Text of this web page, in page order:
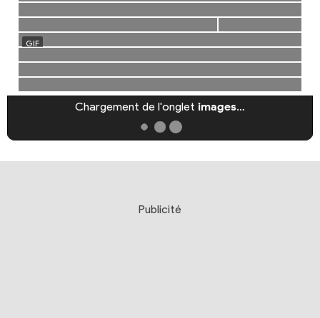
Chargement de l'onglet images…
Publicité